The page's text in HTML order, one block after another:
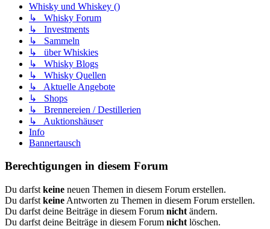
Whisky und Whiskey ()
↳ Whisky Forum
↳ Investments
↳ Sammeln
↳ über Whiskies
↳ Whisky Blogs
↳ Whisky Quellen
↳ Aktuelle Angebote
↳ Shops
↳ Brennereien / Destillerien
↳ Auktionshäuser
Info
Bannertausch
Berechtigungen in diesem Forum
Du darfst keine neuen Themen in diesem Forum erstellen.
Du darfst keine Antworten zu Themen in diesem Forum erstellen.
Du darfst deine Beiträge in diesem Forum nicht ändern.
Du darfst deine Beiträge in diesem Forum nicht löschen.